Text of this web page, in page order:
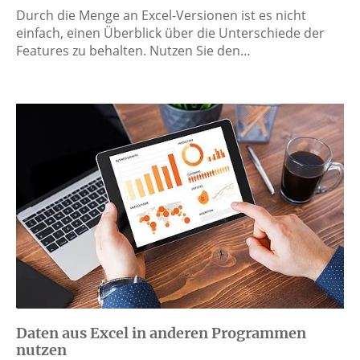
Durch die Menge an Excel-Versionen ist es nicht
einfach, einen Überblick über die Unterschiede der
Features zu behalten. Nutzen Sie den…
Daten aus Excel in anderen Programmen
nutzen